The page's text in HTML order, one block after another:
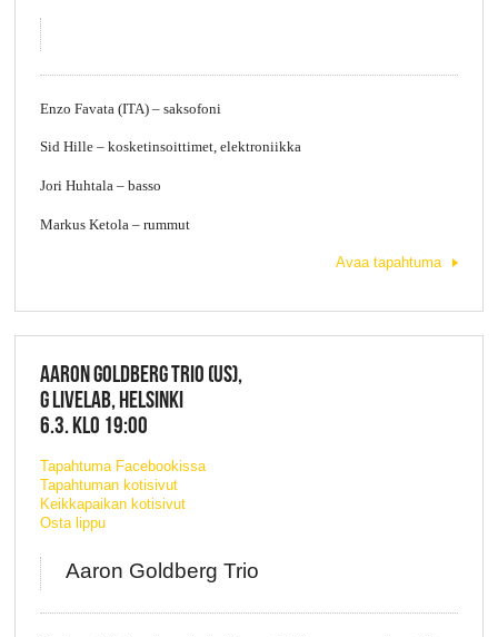
Enzo Favata (ITA) – saksofoni
Sid Hille – kosketinsoittimet, elektroniikka
Jori Huhtala – basso
Markus Ketola – rummut
Avaa tapahtuma
AARON GOLDBERG TRIO (US),
G LIVELAB, HELSINKI
6.3. KLO 19:00
Tapahtuma Facebookissa
Tapahtuman kotisivut
Keikkapaikan kotisivut
Osta lippu
Aaron Goldberg Trio